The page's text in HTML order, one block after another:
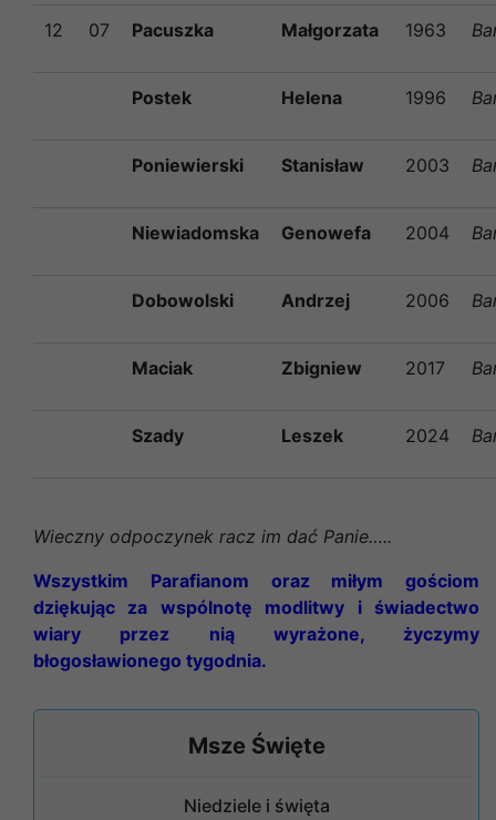
12 07 Pacuszka Małgorzata 1963
Postek Helena 1996
Poniewierski Stanisław 2003
Niewiadomska Genowefa 2004
Dobowolski Andrzej 2006
Maciak Zbigniew 2017
Szady Leszek 2024
Wieczny odpoczynek racz im dać Panie…..
Wszystkim Parafianom oraz miłym gościom
dziękując za wspólnotę modlitwy i świadectwo
wiary przez nią wyrażone, życzymy
błogosławionego tygodnia.
Msze Święte
Niedziele i święta